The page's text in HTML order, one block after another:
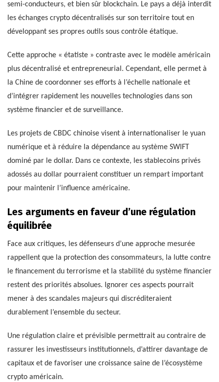
semi-conducteurs, et bien sûr blockchain. Le pays a déjà interdit
les échanges crypto décentralisés sur son territoire tout en
développant ses propres outils sous contrôle étatique.
Cette approche « étatiste » contraste avec le modèle américain
plus décentralisé et entrepreneurial. Cependant, elle permet à
la Chine de coordonner ses efforts à l’échelle nationale et
d’intégrer rapidement les nouvelles technologies dans son
système financier et de surveillance.
Les projets de CBDC chinoise visent à internationaliser le yuan
numérique et à réduire la dépendance au système SWIFT
dominé par le dollar. Dans ce contexte, les stablecoins privés
adossés au dollar pourraient constituer un rempart important
pour maintenir l’influence américaine.
Les arguments en faveur d’une régulation
équilibrée
Face aux critiques, les défenseurs d’une approche mesurée
rappellent que la protection des consommateurs, la lutte contre
le financement du terrorisme et la stabilité du système financier
restent des priorités absolues. Ignorer ces aspects pourrait
mener à des scandales majeurs qui discréditeraient
durablement l’ensemble du secteur.
Une régulation claire et prévisible permettrait au contraire de
rassurer les investisseurs institutionnels, d’attirer davantage de
capitaux et de favoriser une croissance saine de l’écosystème
crypto américain.